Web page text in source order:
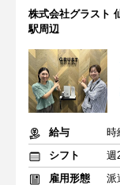
株式会社グラスト
駅周辺
給与
時
シフト
雇用形態
派